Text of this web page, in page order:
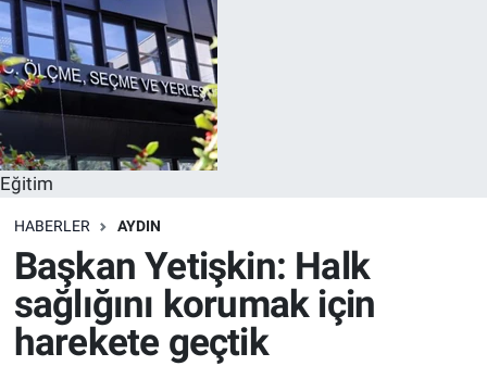
Eğitim
HABERLER AYDIN
Başkan Yetişkin: Halk
sağlığını korumak için
harekete geçtik